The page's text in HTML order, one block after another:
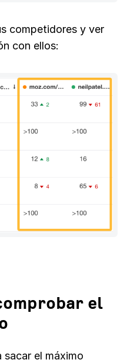
competidores y ver
con ellos:
el
sacar el máximo